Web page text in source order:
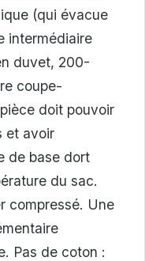
(qui évacue
intermédiaire
duvet, 200-
coupe-
doit pouvoir
et avoir
de base dort
du sac.
compressé. Une
Pas de coton :